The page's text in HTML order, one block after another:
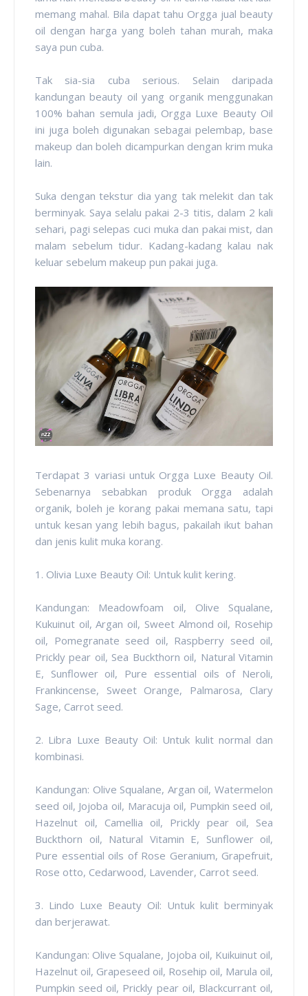
memang mahal. Bila dapat tahu Orgga jual beauty
oil dengan harga yang boleh tahan murah, maka
saya pun cuba.
Tak sia-sia cuba serious. Selain daripada
kandungan beauty oil yang organik menggunakan
100% bahan semula jadi, Orgga Luxe Beauty Oil
ini juga boleh digunakan sebagai pelembap, base
makeup dan boleh dicampurkan dengan krim muka
lain.
Suka dengan tekstur dia yang tak melekit dan tak
berminyak. Saya selalu pakai 2-3 titis, dalam 2 kali
sehari, pagi selepas cuci muka dan pakai mist, dan
malam sebelum tidur. Kadang-kadang kalau nak
keluar sebelum makeup pun pakai juga.
Terdapat 3 variasi untuk Orgga Luxe Beauty Oil.
Sebenarnya sebabkan produk Orgga adalah
organik, boleh je korang pakai memana satu, tapi
untuk kesan yang lebih bagus, pakailah ikut bahan
dan jenis kulit muka korang.
1. Olivia Luxe Beauty Oil: Untuk kulit kering.
Kandungan: Meadowfoam oil, Olive Squalane,
Kukuinut oil, Argan oil, Sweet Almond oil, Rosehip
oil, Pomegranate seed oil, Raspberry seed oil,
Prickly pear oil, Sea Buckthorn oil, Natural Vitamin
E, Sunflower oil, Pure essential oils of Neroli,
Frankincense, Sweet Orange, Palmarosa, Clary
Sage, Carrot seed.
2. Libra Luxe Beauty Oil: Untuk kulit normal dan
kombinasi.
Kandungan: Olive Squalane, Argan oil, Watermelon
seed oil, Jojoba oil, Maracuja oil, Pumpkin seed oil,
Hazelnut oil, Camellia oil, Prickly pear oil, Sea
Buckthorn oil, Natural Vitamin E, Sunflower oil,
Pure essential oils of Rose Geranium, Grapefruit,
Rose otto, Cedarwood, Lavender, Carrot seed.
3. Lindo Luxe Beauty Oil: Untuk kulit berminyak
dan berjerawat.
Kandungan: Olive Squalane, Jojoba oil, Kuikuinut oil,
Hazelnut oil, Grapeseed oil, Rosehip oil, Marula oil,
Pumpkin seed oil, Prickly pear oil, Blackcurrant oil,